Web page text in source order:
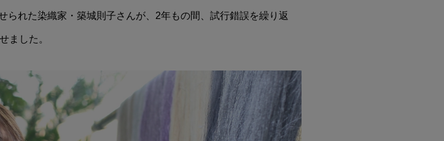
られた染織家・築城則子さんが、2年もの間、試行錯誤を繰り返
ました。